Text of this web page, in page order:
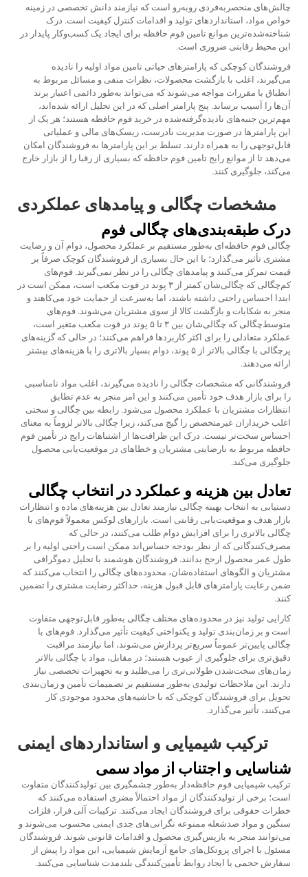
چالش‌های منحصربه‌فردی روبه‌رو است که نیازمند دانش تخصصی در زمینه
خواص مواد، استانداردهای تولید و اقدامات کنترل کیفیت است. درک
شناخته‌شده‌ترین موانع تامین فوم حافظه برای ایجاد یک کسب‌وکار پایدار در
این محیط رقابتی ضروری است.
فروشندگان کوچکی که پارامترهای حیاتی تامین مواد اولیه را نادیده
می‌گیرند، اغلب با بازگشت محصولات، نظرات منفی و مسائل مربوط به
انطباق با مقررات مواجه می‌شوند که می‌تواند به‌طور دائمی اعتبار برند
آن‌ها را آسیب برساند. پنج پارامتر اصلی که در این تحلیل ارائه شده‌اند،
مهم‌ترین جنبه‌های نادیده‌گرفته‌شده در خرید فوم حافظه هستند؛ هر یک از
این پارامترها در صورت مدیریت نادرست، ریسک‌های مالی و عملیاتی
قابل‌توجهی را به همراه دارند. تسلط بر این پارامترها به فروشندگان امکان
می‌دهد تا از موانع رایج تامین فوم حافظه که بسیاری از رقبا را از بازار خارج
می‌کند، جلوگیری کنند.
مشخصات چگالی و پیامدهای عملکردی
درک طبقه‌بندی‌های چگالی فوم
چگالی فوم حافظه‌ای به‌طور مستقیم بر عملکرد محصول، دوام آن و رضایت
مشتری تأثیر می‌گذارد؛ با این حال بسیاری از فروشندگان کوچک صرفاً بر
قیمت تمرکز می‌کنند و پیامدهای چگالی را در نظر نمی‌گیرند. فوم‌های
کم‌چگالی که چگالی‌شان کمتر از ۳ پوند در فوت مکعب است، ممکن است در
ابتدا احساس راحتی داشته باشند، اما به‌سرعت از حمایت خود می‌کاهند و
منجر به شکایات و بازگشت کالا از سوی مشتریان می‌شوند. فوم‌های
متوسط‌چگالی که چگالی‌شان بین ۳ تا ۵ پوند در فوت مکعب متغیر است،
عملکرد متعادلی را برای اکثر کاربردها فراهم می‌کنند؛ در حالی که گزینه‌های
پرچگالی با چگالی بالاتر از ۵ پوند، دوام بسیار بالاتری را با هزینه‌های بیشتر
ارائه می‌دهند.
فروشندگانی که مشخصات چگالی را نادیده می‌گیرند، اغلب مواد نامناسبی
را برای بازار هدف خود تأمین می‌کنند و این امر منجر به عدم تطابق
انتظارات مشتریان با عملکرد محصول می‌شود. رابطه بین چگالی و سختی
اغلب خریداران غیرمتخصص را گیج می‌کند، زیرا چگالی بالاتر لزوماً به معنای
احساس سخت‌تر نیست. درک این ظرافت‌ها از اشتباهات رایج در تأمین فوم
حافظه مربوط به نارضایتی مشتریان و خطاهای در موقعیت‌یابی محصول
جلوگیری می‌کند.
تعادل بین هزینه و عملکرد در انتخاب چگالی
دستیابی به انتخاب بهینه چگالی نیازمند تعادل بین هزینه‌های ماده و انتظارات
بازار هدف و موقعیت‌یابی رقابتی است. بازارهای لوکس معمولاً فوم‌های با
چگالی بالاتری را برای افزایش دوام طلب می‌کنند، در حالی که
مصرف‌کنندگانی که از نظر بودجه حساس‌اند ممکن است راحتی اولیه را بر
طول عمر محصول ارجح بدانند. فروشندگان هوشمند با تحلیل دموگرافی
مشتریان و الگوهای استفاده‌شان، محدوده‌های چگالی را انتخاب می‌کنند که
ضمن رعایت پارامترهای قابل قبول هزینه، حداکثر رضایت مشتری را تضمین
کنند.
کارایی تولید نیز در محدوده‌های مختلف چگالی به‌طور قابل‌توجهی متفاوت
است و بر زمان‌بندی تولید و یکنواختی کیفیت تأثیر می‌گذارد. فوم‌های با
چگالی پایین‌تر عموماً سریع‌تر پردازش می‌شوند، اما نیازمند مراقبت
دقیق‌تری برای جلوگیری از عیوب هستند؛ در مقابل، مواد با چگالی بالاتر
زمان‌های سخت‌شدن طولانی‌تری را می‌طلبد و به تجهیزات تخصصی نیاز
دارند. این ملاحظات تولیدی به‌طور مستقیم بر تصمیمات تأمین و زمان‌بندی
تحویل برای فروشندگان کوچکی که با حاشیه‌های محدود موجودی کار
می‌کنند، تأثیر می‌گذارد.
ترکیب شیمیایی و استانداردهای ایمنی
شناسایی و اجتناب از مواد سمی
ترکیب شیمیایی فوم حافظه‌دار به‌طور چشمگیری بین تولیدکنندگان متفاوت
است؛ برخی از تولیدکنندگان از مواد احتمالاً مضری استفاده می‌کنند که
خطرات حقوقی برای فروشندگان ایجاد می‌کنند. ترکیبات آلی فرار، فلزات
سنگین و مواد ضدشعله ممنوعه نگرانی‌های جدی ایمنی محسوب می‌شوند و
می‌توانند منجر به بازپس‌گیری محصول و اقدامات قانونی شوند. فروشندگان
مسئول با اجرای پروتکل‌های جامع آزمایش شیمیایی، این مواد را پیش از
سفارش حجمی یا ایجاد روابط تأمین‌کنندگی بلندمدت شناسایی می‌کنند.